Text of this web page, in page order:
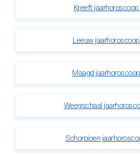
Kreeft
Leeuw
Maagd
Weegschaal
Schorpioen